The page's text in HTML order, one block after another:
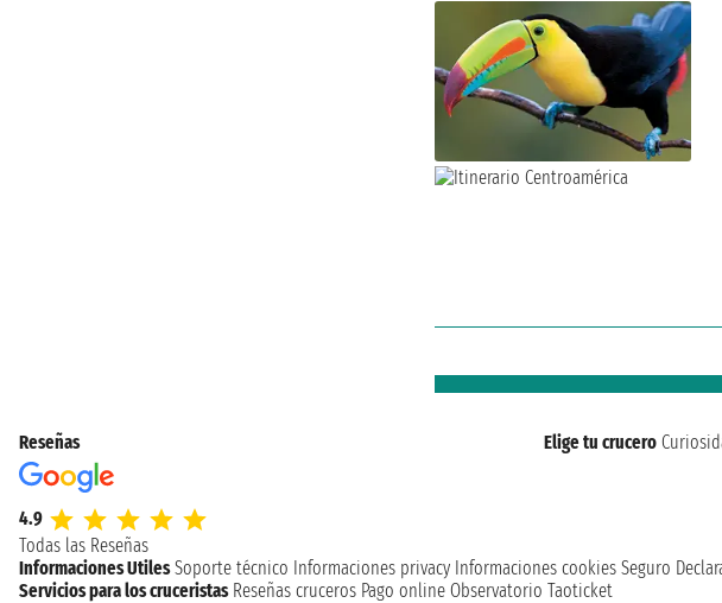
Reseñas
4.9
Todas las Reseñas
Elige tu crucero
Informaciones Utiles Soporte técnico Informaciones privacy Informaciones cookies Seguro
Servicios para los cruceristas Reseñas cruceros Pago online Observatorio Taoticket